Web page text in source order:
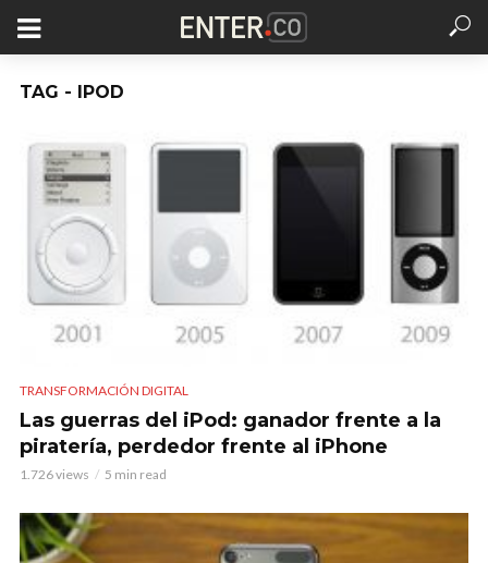
TAG - IPOD
TRANSFORMACIÓN DIGITAL
Las guerras del iPod: ganador frente a la
piratería, perdedor frente al iPhone
1.726 views 5 min read